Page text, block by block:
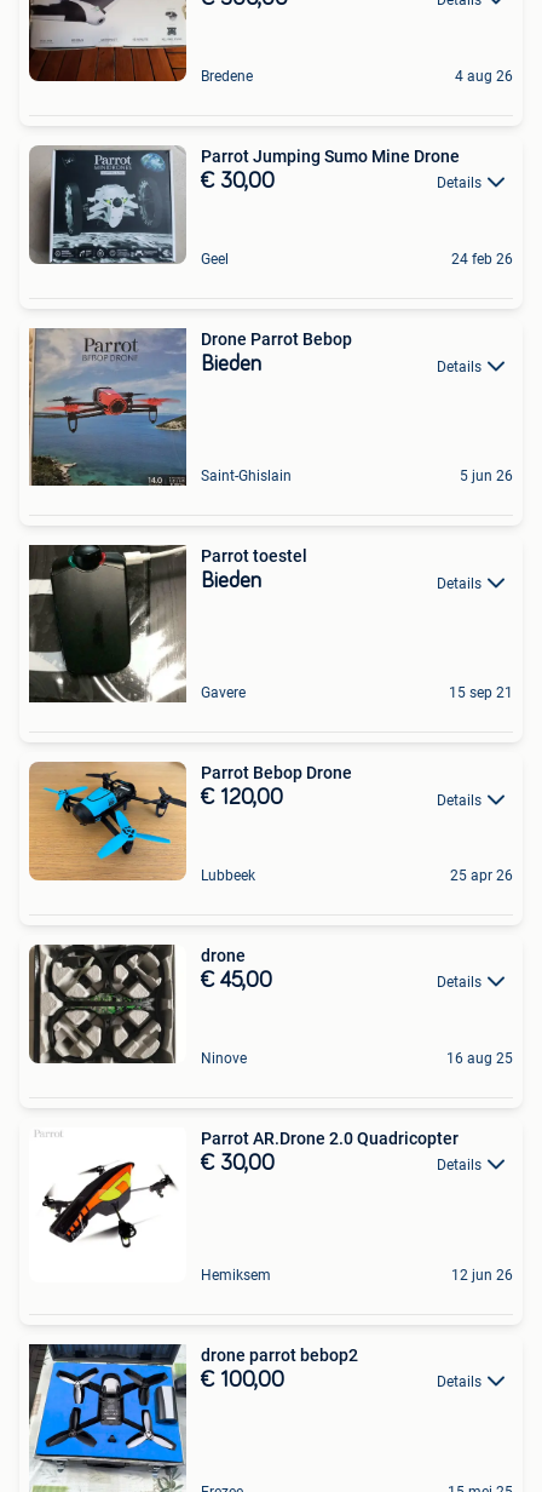
Bredene 4 aug 26
Parrot Jumping Sumo Mine Drone
€ 30,00 Details
Geel 24 feb 26
Drone Parrot Bebop
Bieden Details
Saint-Ghislain 5 jun 26
Parrot toestel
Bieden Details
Gavere 15 sep 21
Parrot Bebop Drone
€ 120,00 Details
Lubbeek 25 apr 26
drone
€ 45,00 Details
Ninove 16 aug 25
Parrot AR.Drone 2.0 Quadricopter
€ 30,00 Details
Hemiksem 12 jun 26
drone parrot bebop2
€ 100,00 Details